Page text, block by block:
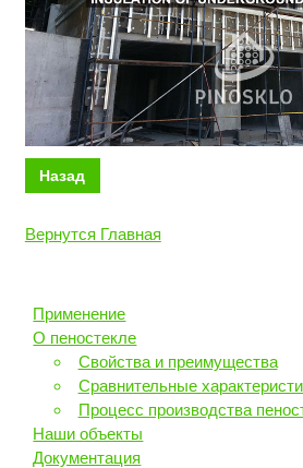
Назад
Вернутся Главная
Применение
О пеностекле
Свойства и преимущества
Сравнительные
Процесс производства
Наши объекты
Документация